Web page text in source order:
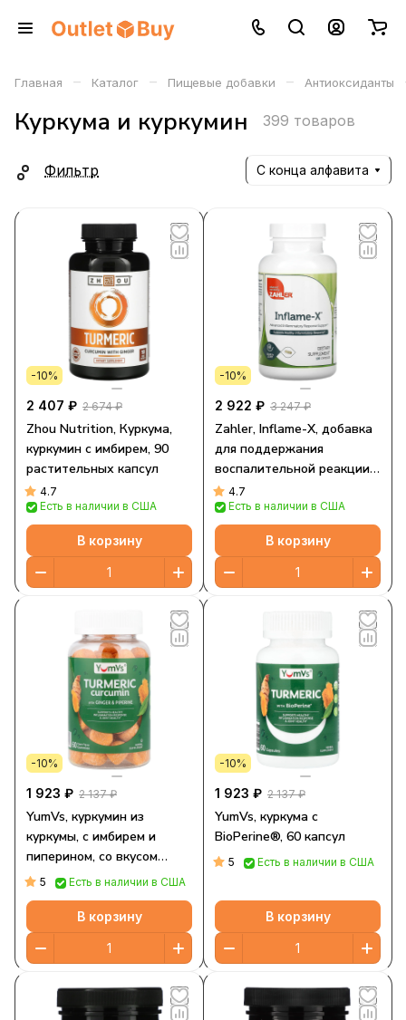
Главная – Каталог – Пищевые добавки – Антиоксиданты
Куркума и куркумин 399 товаров
Фильтр С конца алфавита
-10%
2 407 ₽ 2 674 ₽
Zhou Nutrition, Куркума,
куркумин с имбирем, 90
растительных капсул
4.7
Есть в наличии в США
В корзину
-10%
2 922 ₽ 3 247 ₽
Zahler, Inflame-X, добавка
для поддержания
воспалительной реакции и
уменьшения болевых
ощущений, 120 капсул
4.7
Есть в наличии в США
В корзину
-10%
1 923 ₽ 2 137 ₽
YumVs, куркумин из
куркумы, с имбирем и
пиперином, со вкусом
персика, 60 жевательных
таблеток
5 Есть в наличии в США
В корзину
-10%
1 923 ₽ 2 137 ₽
YumVs, куркума с
BioPerine®, 60 капсул
5 Есть в наличии в США
В корзину